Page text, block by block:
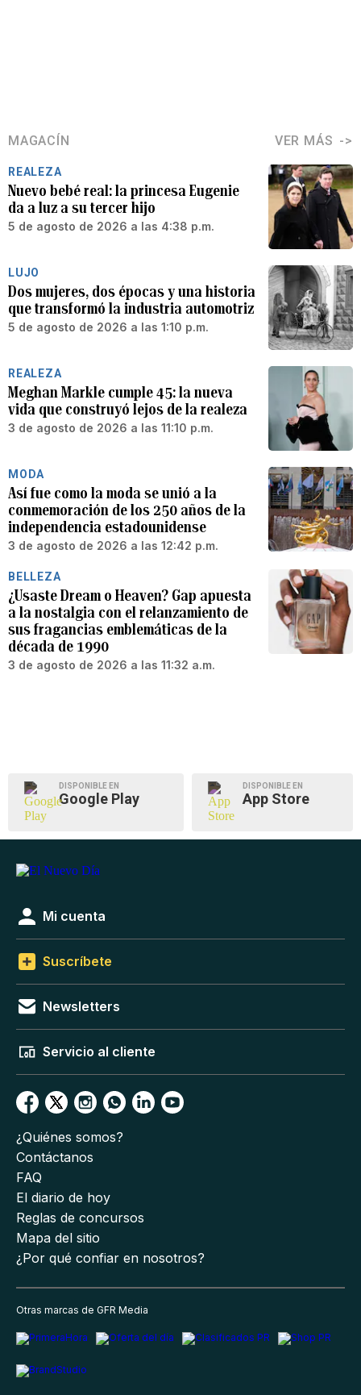
MAGACÍN VER MÁS
REALEZA
Nuevo bebé real: la princesa Eugenie
da a luz a su tercer hijo
5 de agosto de 2026 a las 4:38 p.m.
LUJO
Dos mujeres, dos épocas y una historia
que transformó la industria automotriz
5 de agosto de 2026 a las 1:10 p.m.
REALEZA
Meghan Markle cumple 45: la nueva
vida que construyó lejos de la realeza
3 de agosto de 2026 a las 11:10 p.m.
MODA
Así fue como la moda se unió a la
conmemoración de los 250 años de la
independencia estadounidense
3 de agosto de 2026 a las 12:42 p.m.
BELLEZA
¿Usaste Dream o Heaven? Gap apuesta
a la nostalgia con el relanzamiento de
sus fragancias emblemáticas de la
década de 1990
3 de agosto de 2026 a las 11:32 a.m.
DISPONIBLE EN
Google Play
DISPONIBLE EN
App Store
Mi cuenta
Suscríbete
Newsletters
Servicio al cliente
¿Quiénes somos?
Contáctanos
FAQ
El diario de hoy
Reglas de concursos
Mapa del sitio
¿Por qué confiar en nosotros?
Otras marcas de GFR Media